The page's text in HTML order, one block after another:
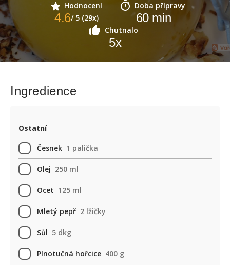
Hodnocení
4.6/ 5 (29x)
Doba přípravy
60min
Chutnalo
5x
Ingredience
Ostatní
Česnek 1 palička
Olej 250 ml
Ocet 125 ml
Mletý pepř 2 lžičky
Sůl 5 dkg
Plnotučná hořcice 400 g